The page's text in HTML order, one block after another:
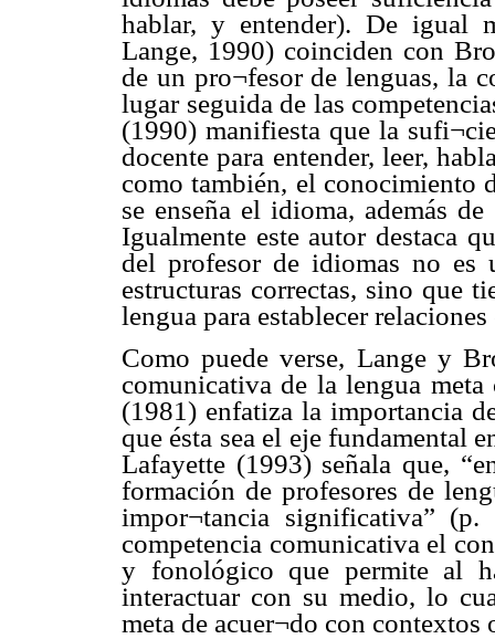
hablar, y entender). De igual
Lange, 1990) coinciden con
de un pro¬fesor de lenguas, la
lugar seguida de las
(1990) manifiesta que la
docente para entender, leer,
como también, el conocimiento
se enseña el idioma, además
Igualmente este autor destaca
del profesor de idiomas no es
estructuras correctas, sino que
lengua para establecer
Como puede verse, Lange y
comunicativa de la lengua
(1981) enfatiza la importancia
que ésta sea el eje fundamental
Lafayette (1993) señala que,
formación de profesores de
impor¬tancia significativa”
competencia comunicativa el
y fonológico que permite al
interactuar con su medio, lo
meta de acuer¬do con